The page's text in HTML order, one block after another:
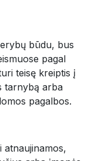
būdu, bus
pagal
teisę kreiptis į
tarnybą arba
pagalbos.
atnaujinamos,